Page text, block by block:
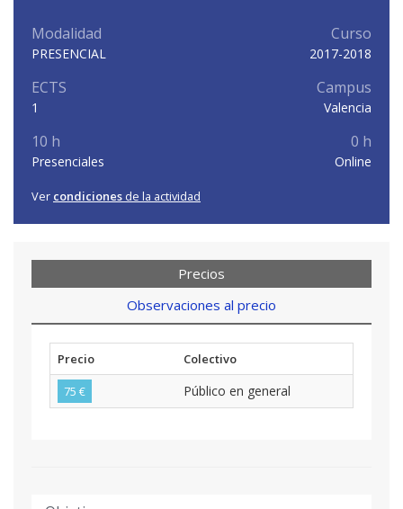
Modalidad
PRESENCIAL
Curso
2017-2018
ECTS
1
Campus
Valencia
10 h
Presenciales
0 h
Online
Ver condiciones de la actividad
Precios
Observaciones al precio
Precio
Colectivo
75 €
Público en general